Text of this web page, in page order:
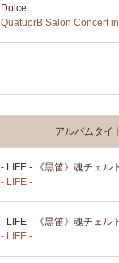
Dolce
QuatuorB Salon Concert
アルバムタイ
- LIFE - 《黒笛》魂チェルト
- LIFE -
- LIFE - 《黒笛》魂チェルト
- LIFE -